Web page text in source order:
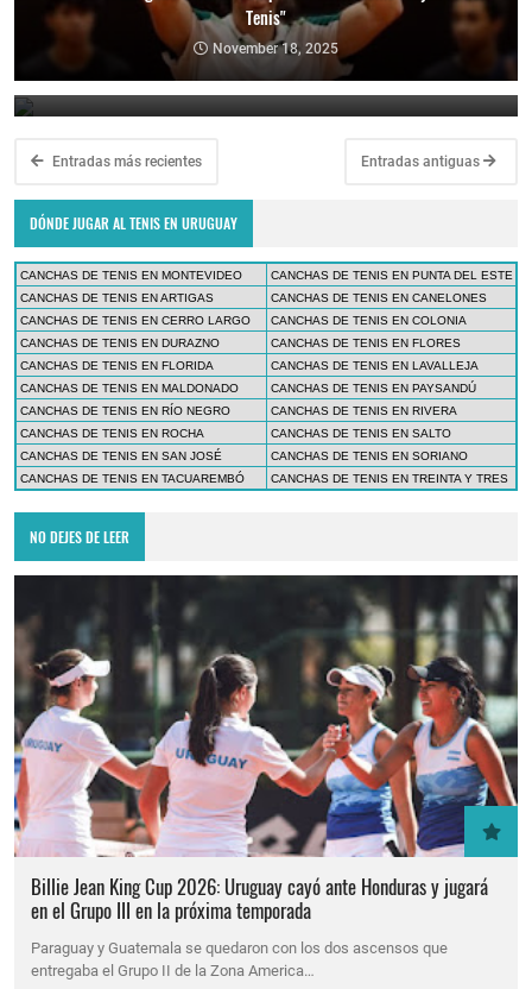
Tenis"
November 18, 2025
Lima Challenger: Ignacio Carou y Franco Roncadelli participarán en
el torneo ATP de Perú
June 23, 2025
Entradas más recientes Entradas antiguas
DÓNDE JUGAR AL TENIS EN URUGUAY
CANCHAS DE TENIS EN MONTEVIDEO
CANCHAS DE TENIS EN PUNTA DEL ESTE
CANCHAS DE TENIS EN ARTIGAS
CANCHAS DE TENIS EN CANELONES
CANCHAS DE TENIS EN CERRO LARGO
CANCHAS DE TENIS EN COLONIA
CANCHAS DE TENIS EN DURAZNO
CANCHAS DE TENIS EN FLORES
CANCHAS DE TENIS EN FLORIDA
CANCHAS DE TENIS EN LAVALLEJA
CANCHAS DE TENIS EN MALDONADO
CANCHAS DE TENIS EN PAYSANDÚ
CANCHAS DE TENIS EN RÍO NEGRO
CANCHAS DE TENIS EN RIVERA
CANCHAS DE TENIS EN ROCHA
CANCHAS DE TENIS EN SALTO
CANCHAS DE TENIS EN SAN JOSÉ
CANCHAS DE TENIS EN SORIANO
CANCHAS DE TENIS EN TACUAREMBÓ
CANCHAS DE TENIS EN TREINTA Y TRES
NO DEJES DE LEER
Billie Jean King Cup 2026: Uruguay cayó ante Honduras y jugará
en el Grupo III en la próxima temporada
Paraguay y Guatemala se quedaron con los dos ascensos que
entregaba el Grupo II de la Zona America…